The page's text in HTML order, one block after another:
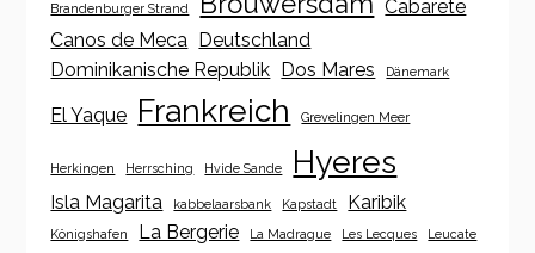
Brandenburger Strand
Cabarete
Canos de Meca
Deutschland
Dominikanische Republik
Dos Mares Dänemark
El Yaque Frankreich Grevelingen Meer
Herkingen Herrsching Hvide Sande Hyeres
Isla Magarita kabbelaarsbank Kapstadt Karibik
Königshafen La Bergerie La Madrague Les Lecques Leucate